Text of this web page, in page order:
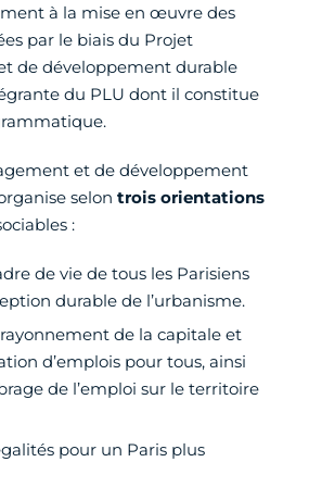
à la mise en œuvre des
par le biais du Projet
de développement durable
du PLU dont il constitue
et de développement
selon trois orientations
:
de vie de tous les Parisiens
durable de l’urbanisme.
de la capitale et
d’emplois pour tous, ainsi
de l’emploi sur le territoire
pour un Paris plus